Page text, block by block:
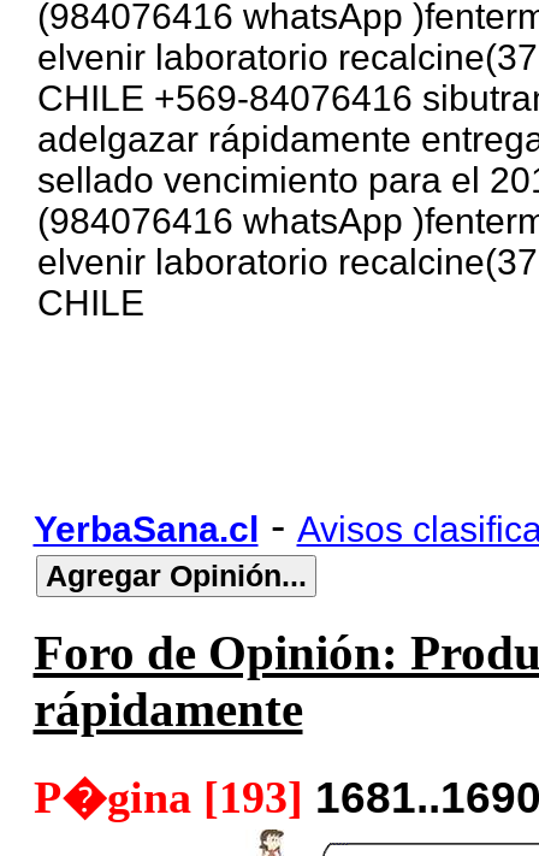
(984076416 whatsApp
elvenir laboratorio
CHILE +569-84076416
adelgazar rápidamente
sellado vencimiento para el
(984076416 whatsApp
elvenir laboratorio
CHILE
YerbaSana.cl - Avisos
Foro de Opinión:
rápidamente
P�gina [193]